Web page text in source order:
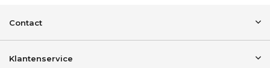
Contact
Klantenservice